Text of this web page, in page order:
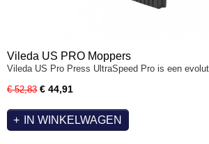
Vileda US PRO Moppers
Vileda US Pro Press UltraSpeed Pro is een
€ 52,83 € 44,91
IN WINKELWAGEN